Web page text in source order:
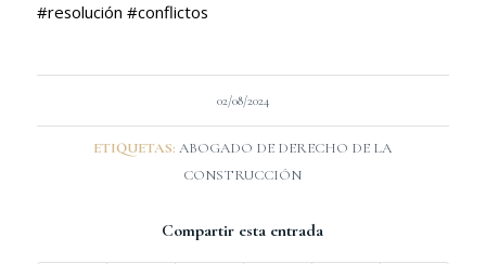
#resolución #conflictos
02/08/2024
ETIQUETAS: ABOGADO DE DERECHO DE LA
CONSTRUCCIÓN
Compartir esta entrada